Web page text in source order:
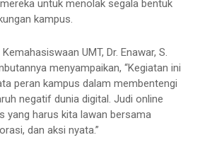
untuk menolak segala bentuk
kampus.
UMT, Dr. Enawar, S.
menyampaikan, “Kegiatan ini
peran kampus dalam membentengi
negatif dunia digital. Judi online
yang harus kita lawan bersama
dan aksi nyata.”